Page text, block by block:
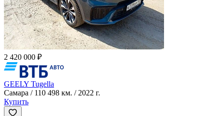
2 420 000 ₽
GEELY Tugella
Самара / 110 498 км. / 2022 г.
Купить